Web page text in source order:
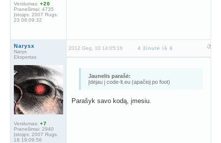
Verslumas: +20
Pranešimai: 4735
Įstojęs: 2007 Rugs.
23 08:09:32
Narysx
Narys
Ekspertas
Verslumas: +7
Pranešimai: 2940
Įstojęs: 2007 Rugs.
18 19:09:56
2012 Geg. 10 14:05:16 4 žinutė iš 6
Jaunelis parašė:
Įdėjau į code-lt.eu (apačioj po foot)
Parašyk savo kodą, įmesiu.